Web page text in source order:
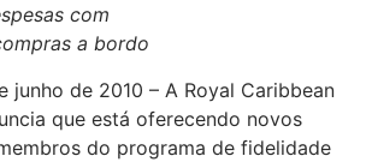
com
a bordo
junho de 2010 – A Royal Caribbean
que está oferecendo novos
do programa de fidelidade